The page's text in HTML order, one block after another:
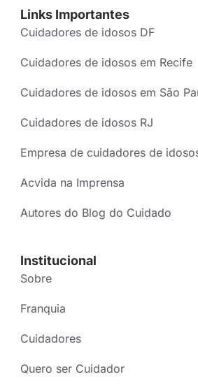
Links Importantes
Cuidadores de idosos DF
Cuidadores de idosos em Recife
Cuidadores de idosos em São
Cuidadores de idosos RJ
Empresa de cuidadores de
Acvida na Imprensa
Autores do Blog do Cuidado
Institucional
Sobre
Franquia
Cuidadores
Quero ser Cuidador